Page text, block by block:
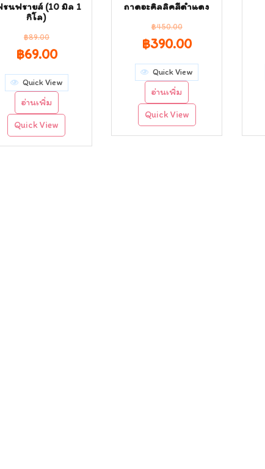
รนฟรายส์ (10 มิล 1
กิโล)
฿89.00
Original
price
was:
฿89.00.
฿69.00Current
price
is:
฿69.00.
Quick View
อ่านเพิ่ม
Quick View
ถาดอะคิลลิคสีดำแดง
฿450.00
Original
price
was:
฿450.00.
฿390.00Current
price
is:
฿390.00.
Quick View
อ่านเพิ่ม
Quick View